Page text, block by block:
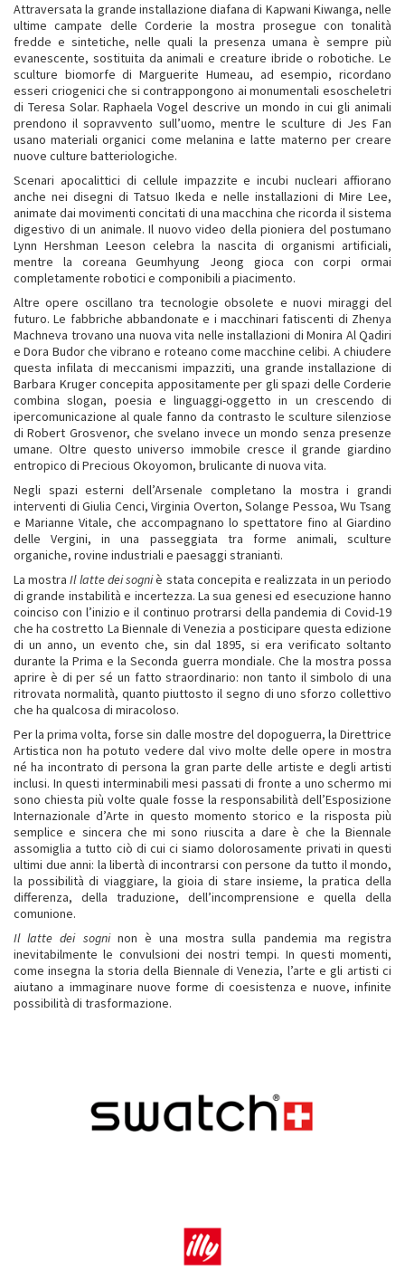
Attraversata la grande installazione diafana di Kapwani Kiwanga, nelle
ultime campate delle Corderie la mostra prosegue con tonalità
fredde e sintetiche, nelle quali la presenza umana è sempre più
evanescente, sostituita da animali e creature ibride o robotiche. Le
sculture biomorfe di Marguerite Humeau, ad esempio, ricordano
esseri criogenici che si contrappongono ai monumentali esoscheletri
di Teresa Solar. Raphaela Vogel descrive un mondo in cui gli animali
prendono il sopravvento sull’uomo, mentre le sculture di Jes Fan
usano materiali organici come melanina e latte materno per creare
nuove culture batteriologiche.
Scenari apocalittici di cellule impazzite e incubi nucleari affiorano
anche nei disegni di Tatsuo Ikeda e nelle installazioni di Mire Lee,
animate dai movimenti concitati di una macchina che ricorda il sistema
digestivo di un animale. Il nuovo video della pioniera del postumano
Lynn Hershman Leeson celebra la nascita di organismi artificiali,
mentre la coreana Geumhyung Jeong gioca con corpi ormai
completamente robotici e componibili a piacimento.
Altre opere oscillano tra tecnologie obsolete e nuovi miraggi del
futuro. Le fabbriche abbandonate e i macchinari fatiscenti di Zhenya
Machneva trovano una nuova vita nelle installazioni di Monira Al Qadiri
e Dora Budor che vibrano e roteano come macchine celibi. A chiudere
questa infilata di meccanismi impazziti, una grande installazione di
Barbara Kruger concepita appositamente per gli spazi delle Corderie
combina slogan, poesia e linguaggi-oggetto in un crescendo di
ipercomunicazione al quale fanno da contrasto le sculture silenziose
di Robert Grosvenor, che svelano invece un mondo senza presenze
umane. Oltre questo universo immobile cresce il grande giardino
entropico di Precious Okoyomon, brulicante di nuova vita.
Negli spazi esterni dell’Arsenale completano la mostra i grandi
interventi di Giulia Cenci, Virginia Overton, Solange Pessoa, Wu Tsang
e Marianne Vitale, che accompagnano lo spettatore fino al Giardino
delle Vergini, in una passeggiata tra forme animali, sculture
organiche, rovine industriali e paesaggi stranianti.
La mostraIl latte dei sogniè stata concepita e realizzata in un periodo
di grande instabilità e incertezza. La sua genesi ed esecuzione hanno
coinciso con l’inizio e il continuo protrarsi della pandemia di Covid-19
che ha costretto La Biennale di Venezia a posticipare questa edizione
di un anno, un evento che, sin dal 1895, si era verificato soltanto
durante la Prima e la Seconda guerra mondiale. Che la mostra possa
aprire è di per sé un fatto straordinario: non tanto il simbolo di una
ritrovata normalità, quanto piuttosto il segno di uno sforzo collettivo
che ha qualcosa di miracoloso.
Per la prima volta, forse sin dalle mostre del dopoguerra, la Direttrice
Artistica non ha potuto vedere dal vivo molte delle opere in mostra
né ha incontrato di persona la gran parte delle artiste e degli artisti
inclusi. In questi interminabili mesi passati di fronte a uno schermo mi
sono chiesta più volte quale fosse la responsabilità dell’Esposizione
Internazionale d’Arte in questo momento storico e la risposta più
semplice e sincera che mi sono riuscita a dare è che la Biennale
assomiglia a tutto ciò di cui ci siamo dolorosamente privati in questi
ultimi due anni: la libertà di incontrarsi con persone da tutto il mondo,
la possibilità di viaggiare, la gioia di stare insieme, la pratica della
differenza, della traduzione, dell’incomprensione e quella della
comunione.
Il latte dei sogni non è una mostra sulla pandemia ma registra
inevitabilmente le convulsioni dei nostri tempi. In questi momenti,
come insegna la storia della Biennale di Venezia, l’arte e gli artisti ci
aiutano a immaginare nuove forme di coesistenza e nuove, infinite
possibilità di trasformazione.